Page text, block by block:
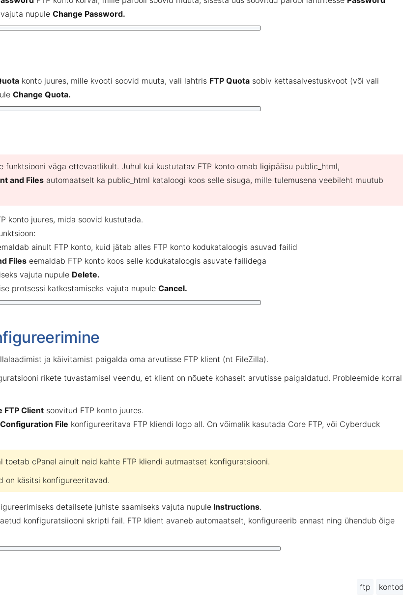
nupule Change Password.
konto juures, mille kvooti soovid muuta, vali lahtris FTP Quota sobiv kettasalvestuskvoot (või vali
Change Quota.
funktsiooni väga ettevaatlikult. Juhul kui kustutatav FTP konto omab ligipääsu public_html,
and Files automaatselt ka public_html kataloogi koos selle sisuga, mille tulemusena veebileht muutub
konto juures, mida soovid kustutada.
ainult FTP konto, kuid jätab alles FTP konto kodukataloogis asuvad failid
Files eemaldab FTP konto koos selle kodukataloogis asuvate failidega
vajuta nupule Delete.
protsessi katkestamiseks vajuta nupule Cancel.
ja käivitamist paigalda oma arvutisse FTP klient (nt FileZilla).
rikete tuvastamisel veendu, et klient on nõuete kohaselt arvutisse paigaldatud. Probleemide korral
FTP Client soovitud FTP konto juures.
Configuration File konfigureeritava FTP kliendi logo all. On võimalik kasutada Core FTP, või Cyberduck
toetab cPanel ainult neid kahte FTP kliendi autmaatset konfiguratsiooni.
on käsitsi konfigureeritavad.
detailsete juhiste saamiseks vajuta nupule Instructions.
konfiguratsiiooni skripti fail. FTP klient avaneb automaatselt, konfigureerib ennast ning ühendub õige
ftp